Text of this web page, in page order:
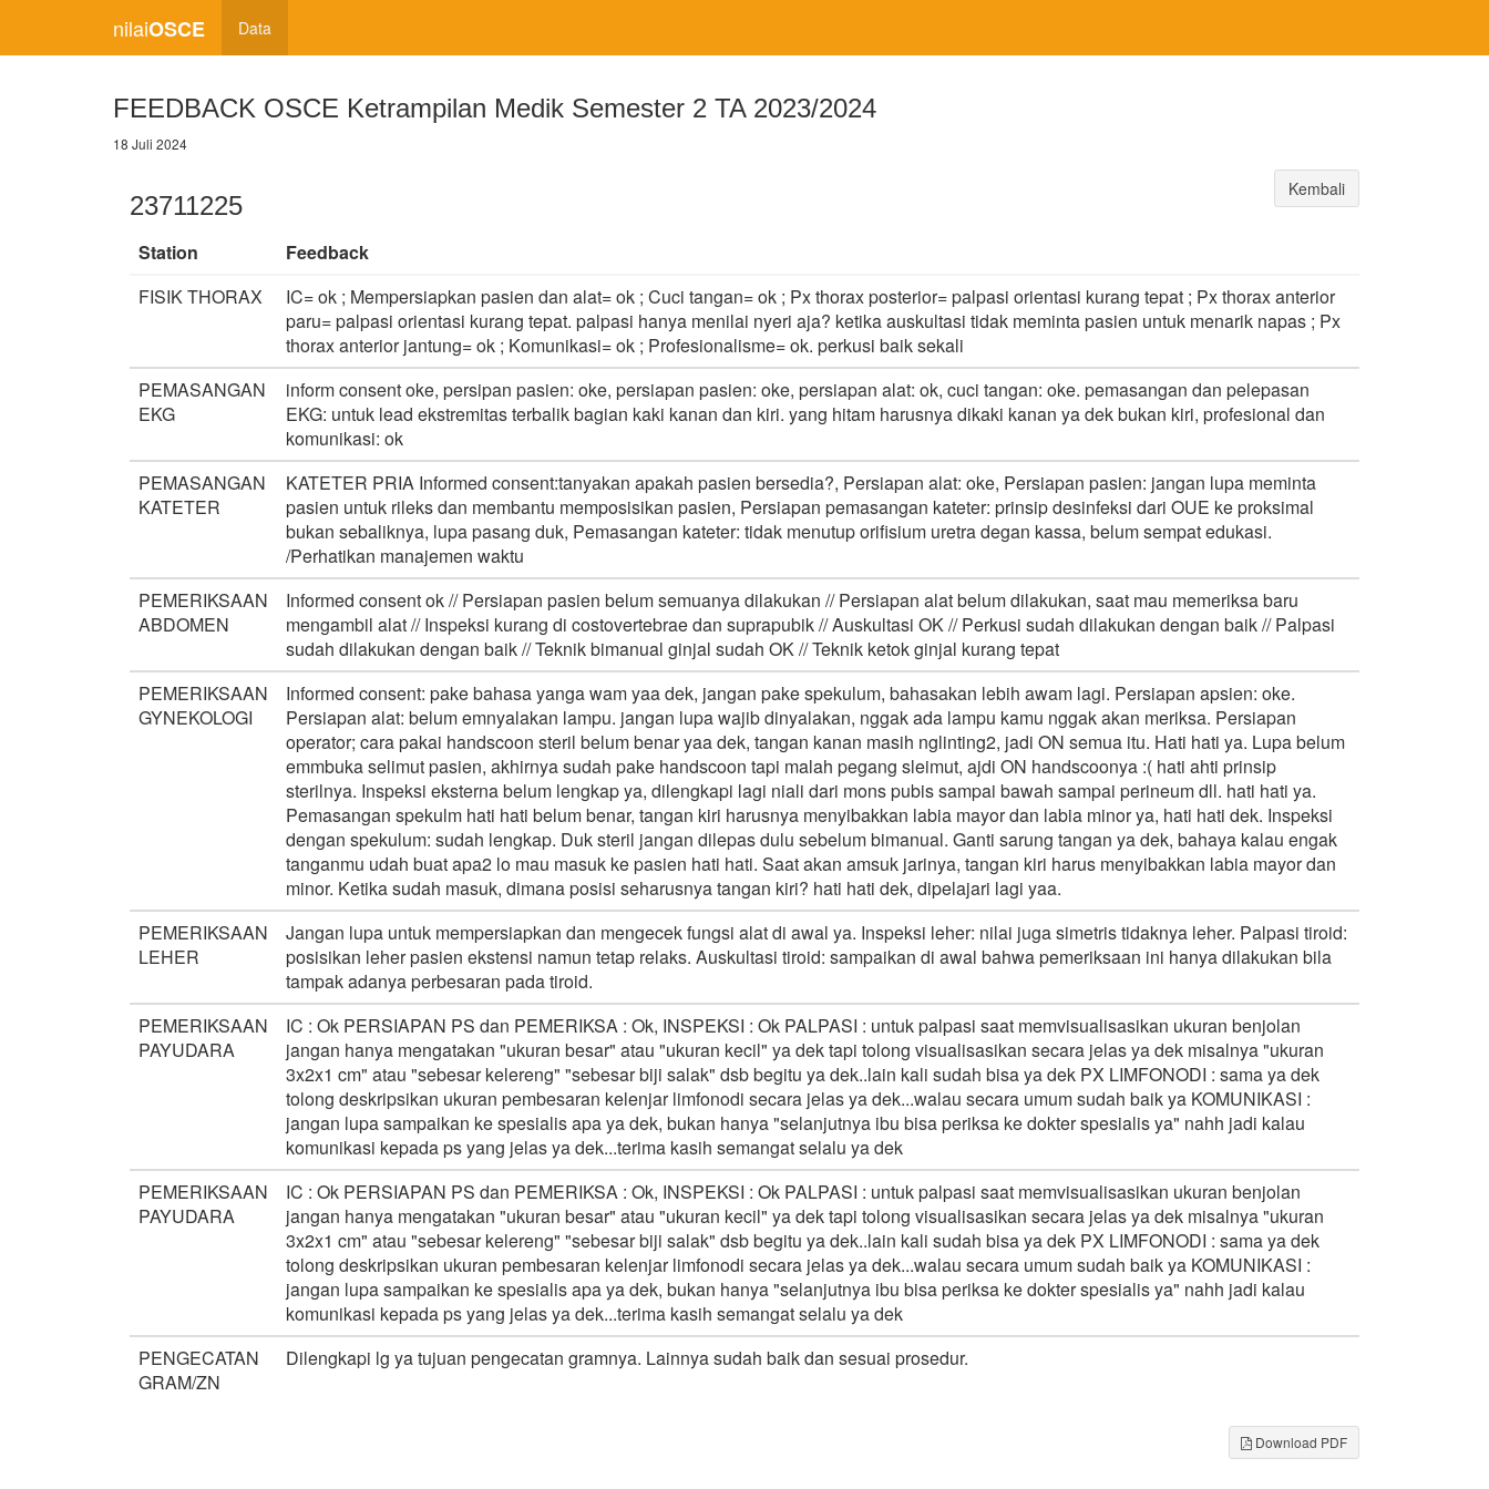
nilaiOSCE Data
FEEDBACK OSCE Ketrampilan Medik Semester 2 TA 2023/2024
18 Juli 2024
23711225
Kembali
Station
Feedback
FISIK THORAX
IC= ok ; Mempersiapkan pasien dan alat= ok ; Cuci tangan= ok ; Px thorax posterior= palpasi orientasi kurang tepat ; Px thorax anterior
paru= palpasi orientasi kurang tepat. palpasi hanya menilai nyeri aja? ketika auskultasi tidak meminta pasien untuk menarik napas ; Px
thorax anterior jantung= ok ; Komunikasi= ok ; Profesionalisme= ok. perkusi baik sekali
PEMASANGAN
EKG
inform consent oke, persipan pasien: oke, persiapan pasien: oke, persiapan alat: ok, cuci tangan: oke. pemasangan dan pelepasan
EKG: untuk lead ekstremitas terbalik bagian kaki kanan dan kiri. yang hitam harusnya dikaki kanan ya dek bukan kiri, profesional dan
komunikasi: ok
PEMASANGAN
KATETER
KATETER PRIA Informed consent:tanyakan apakah pasien bersedia?, Persiapan alat: oke, Persiapan pasien: jangan lupa meminta
pasien untuk rileks dan membantu memposisikan pasien, Persiapan pemasangan kateter: prinsip desinfeksi dari OUE ke proksimal
bukan sebaliknya, lupa pasang duk, Pemasangan kateter: tidak menutup orifisium uretra degan kassa, belum sempat edukasi.
/Perhatikan manajemen waktu
PEMERIKSAAN
ABDOMEN
Informed consent ok // Persiapan pasien belum semuanya dilakukan // Persiapan alat belum dilakukan, saat mau memeriksa baru
mengambil alat // Inspeksi kurang di costovertebrae dan suprapubik // Auskultasi OK // Perkusi sudah dilakukan dengan baik // Palpasi
sudah dilakukan dengan baik // Teknik bimanual ginjal sudah OK // Teknik ketok ginjal kurang tepat
PEMERIKSAAN
GYNEKOLOGI
Informed consent: pake bahasa yanga wam yaa dek, jangan pake spekulum, bahasakan lebih awam lagi. Persiapan apsien: oke.
Persiapan alat: belum emnyalakan lampu. jangan lupa wajib dinyalakan, nggak ada lampu kamu nggak akan meriksa. Persiapan
operator; cara pakai handscoon steril belum benar yaa dek, tangan kanan masih nglinting2, jadi ON semua itu. Hati hati ya. Lupa belum
emmbuka selimut pasien, akhirnya sudah pake handscoon tapi malah pegang sleimut, ajdi ON handscoonya :( hati ahti prinsip
sterilnya. Inspeksi eksterna belum lengkap ya, dilengkapi lagi niali dari mons pubis sampai bawah sampai perineum dll. hati hati ya.
Pemasangan spekulm hati hati belum benar, tangan kiri harusnya menyibakkan labia mayor dan labia minor ya, hati hati dek. Inspeksi
dengan spekulum: sudah lengkap. Duk steril jangan dilepas dulu sebelum bimanual. Ganti sarung tangan ya dek, bahaya kalau engak
tanganmu udah buat apa2 lo mau masuk ke pasien hati hati. Saat akan amsuk jarinya, tangan kiri harus menyibakkan labia mayor dan
minor. Ketika sudah masuk, dimana posisi seharusnya tangan kiri? hati hati dek, dipelajari lagi yaa.
PEMERIKSAAN
LEHER
Jangan lupa untuk mempersiapkan dan mengecek fungsi alat di awal ya. Inspeksi leher: nilai juga simetris tidaknya leher. Palpasi tiroid:
posisikan leher pasien ekstensi namun tetap relaks. Auskultasi tiroid: sampaikan di awal bahwa pemeriksaan ini hanya dilakukan bila
tampak adanya perbesaran pada tiroid.
PEMERIKSAAN
PAYUDARA
IC : Ok PERSIAPAN PS dan PEMERIKSA : Ok, INSPEKSI : Ok PALPASI : untuk palpasi saat memvisualisasikan ukuran benjolan
jangan hanya mengatakan "ukuran besar" atau "ukuran kecil" ya dek tapi tolong visualisasikan secara jelas ya dek misalnya "ukuran
3x2x1 cm" atau "sebesar kelereng" "sebesar biji salak" dsb begitu ya dek..lain kali sudah bisa ya dek PX LIMFONODI : sama ya dek
tolong deskripsikan ukuran pembesaran kelenjar limfonodi secara jelas ya dek...walau secara umum sudah baik ya KOMUNIKASI :
jangan lupa sampaikan ke spesialis apa ya dek, bukan hanya "selanjutnya ibu bisa periksa ke dokter spesialis ya" nahh jadi kalau
komunikasi kepada ps yang jelas ya dek...terima kasih semangat selalu ya dek
PEMERIKSAAN
PAYUDARA
IC : Ok PERSIAPAN PS dan PEMERIKSA : Ok, INSPEKSI : Ok PALPASI : untuk palpasi saat memvisualisasikan ukuran benjolan
jangan hanya mengatakan "ukuran besar" atau "ukuran kecil" ya dek tapi tolong visualisasikan secara jelas ya dek misalnya "ukuran
3x2x1 cm" atau "sebesar kelereng" "sebesar biji salak" dsb begitu ya dek..lain kali sudah bisa ya dek PX LIMFONODI : sama ya dek
tolong deskripsikan ukuran pembesaran kelenjar limfonodi secara jelas ya dek...walau secara umum sudah baik ya KOMUNIKASI :
jangan lupa sampaikan ke spesialis apa ya dek, bukan hanya "selanjutnya ibu bisa periksa ke dokter spesialis ya" nahh jadi kalau
komunikasi kepada ps yang jelas ya dek...terima kasih semangat selalu ya dek
PENGECATAN
GRAM/ZN
Dilengkapi lg ya tujuan pengecatan gramnya. Lainnya sudah baik dan sesuai prosedur.
Download PDF